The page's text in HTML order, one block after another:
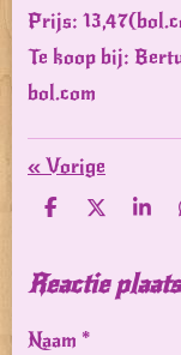
Prijs:
Te koop bij:
bol.com
«Vorige
D
e
n
D
l
S
r
e
Reactie
Naam *